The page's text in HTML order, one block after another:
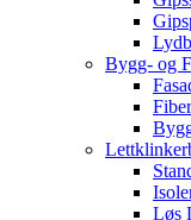
Bygg- og
Løs